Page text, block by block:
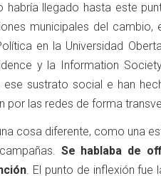
habría llegado hasta este
municipales del cambio,
en la Universidad
y la Information
ese sustrato social e han
las redes de forma
cosa diferente, como una
Se hablaba de
. El punto de inflexión fue